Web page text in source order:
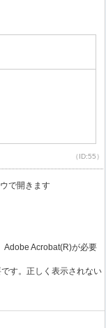
（ID:55）
で開きます
Adobe Acrobat(R)が必要
す。正しく表示されない